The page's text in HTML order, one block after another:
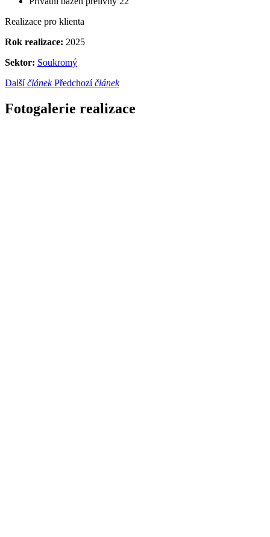
Realizace pro klienta
Rok realizace: 2025
Sektor: Soukromý
Dalšíčlánek Předchozíčlánek
Fotogalerie realizace